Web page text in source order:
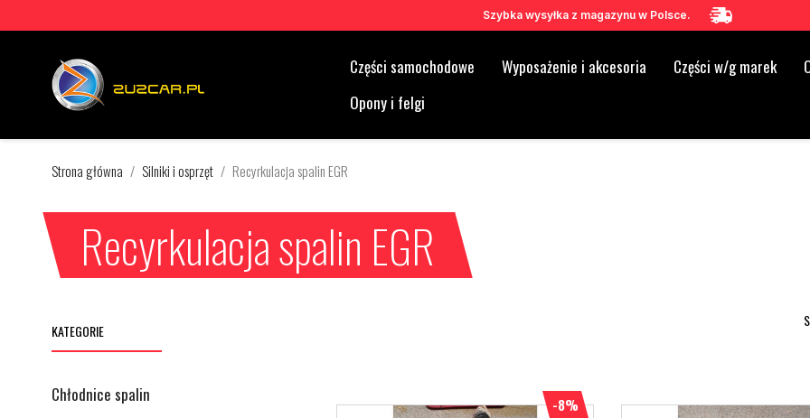
Szybka wysyłka z magazynu w Polsce.
Części samochodowe Wyposażenie i akcesoria Części w/g marek
Opony i felgi
Strona główna Silniki i osprzęt Recyrkulacja spalin EGR
Recyrkulacja spalin EGR
KATEGORIE
Chłodnice spalin -8%